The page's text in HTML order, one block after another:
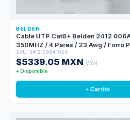
BELDEN
Cable UTP Cat6+ Belden 2412
350MHZ / 4 Pares / 23 Awg / Forro
/ Bobina En Caja / 1,000 Pies 305
SKU: 2412 006A1000
$5339.05 MXN MXN
● Disponible
+ Carrito